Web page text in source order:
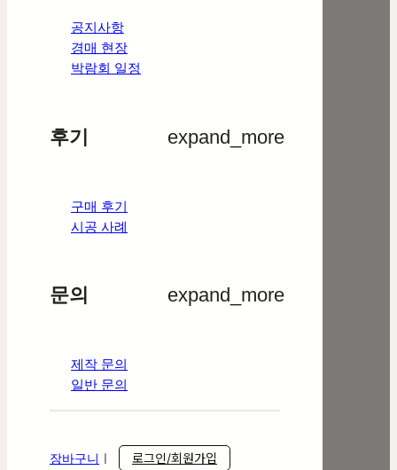
공지사항
경매 현장
박람회 일정
후기 expand_more
구매 후기
시공 사례
문의 expand_more
제작 문의
일반 문의
장바구니 로그인/회원가입